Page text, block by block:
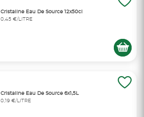
Cristaline Eau De Source 12x50cl
0,45 €/LITRE
Cristaline Eau De Source 6x1,5L
0,19 €/LITRE